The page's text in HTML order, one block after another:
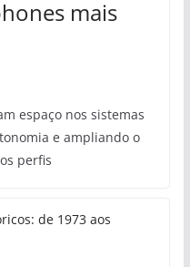
mais
espaço nos sistemas
e ampliando o
perfis
de 1973 aos